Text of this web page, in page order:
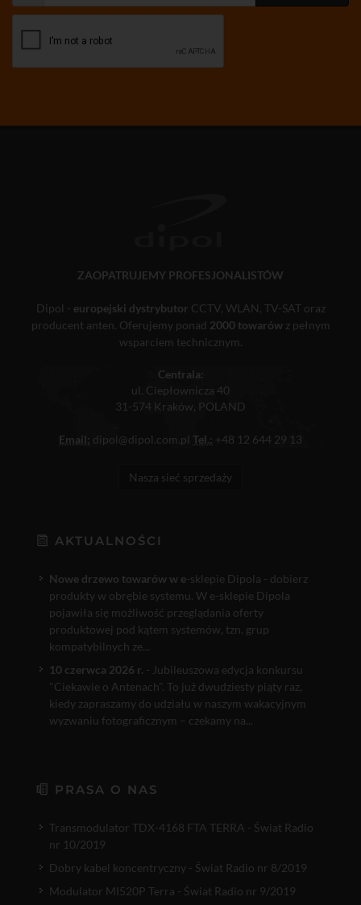
ZAOPATRUJEMY PROFESJONALISTÓW
Dipol - europejski dystrybutor CCTV, WLAN, TV-SAT oraz
producent anten. Oferujemy ponad 2000 towarówz pełnym
wsparciem technicznym.
Centrala:
ul. Ciepłownicza 40
31-574 Kraków, POLAND
Email: dipol@dipol.com.pl Tel.: +48 12 644 29 13
Nasza sieć sprzedaży
AKTUALNOŚCI
Nowe drzewo towarów w e-sklepie Dipola - dobierz
produkty w obrębie systemu. W e-sklepie Dipola
pojawiła się możliwość przeglądania oferty
produktowej pod kątem systemów, tzn. grup
kompatybilnych ze...
10 czerwca 2026 r. - Jubileuszowa edycja konkursu
"Ciekawie o Antenach". To już dwudziesty piąty raz,
kiedy zapraszamy do udziału w naszym wakacyjnym
wyzwaniu fotograficznym – czekamy na...
PRASA O NAS
Transmodulator TDX-4168 FTA TERRA - Świat Radio
nr 10/2019
Dobry kabel koncentryczny - Świat Radio nr 8/2019
Modulator MI520P Terra - Świat Radio nr 9/2019